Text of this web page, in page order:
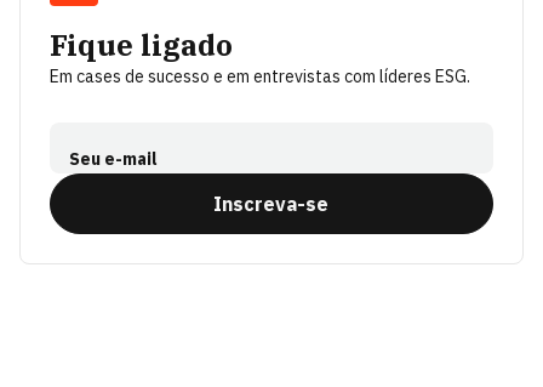
Fique ligado
Em cases de sucesso e em entrevistas com líderes ESG.
Seu e-mail
Inscreva-se